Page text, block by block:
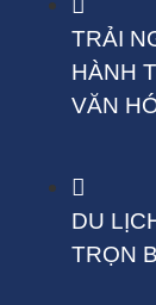
TRẢI
HÀNH
VĂN
DU
TRỌN